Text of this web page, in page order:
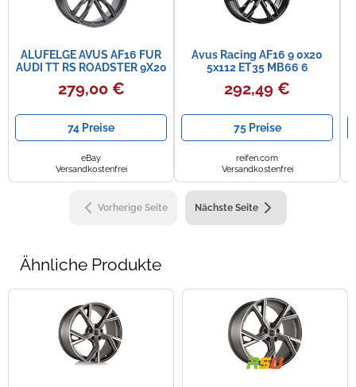
ALUFELGE AVUS AF16 FUR
AUDI TT RS ROADSTER 9X20
5X112 MATT ANTHRACITE
POLIS 1MY
279,00 €
74 Preise
eBay
Versandkostenfrei
Avus Racing AF16 9 0x20
5x112 ET35 MB66 6
292,49 €
75 Preise
reifen.com
Versandkostenfrei
Vorherige Seite Nächste Seite
Ähnliche Produkte